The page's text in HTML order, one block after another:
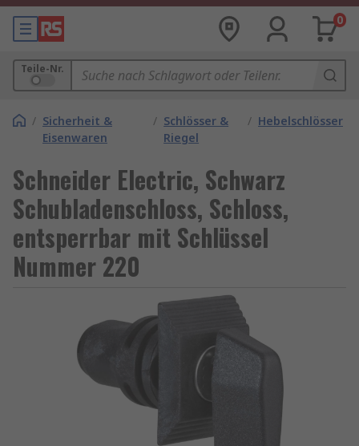
0
Teile-Nr.
/ Sicherheit &
Eisenwaren
/ Schlösser &
Riegel
/ Hebelschlösser
Schneider Electric, Schwarz
Schubladenschloss, Schloss,
entsperrbar mit Schlüssel
Nummer 220